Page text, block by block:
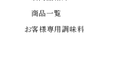
商品一覧
お客様専用調味料